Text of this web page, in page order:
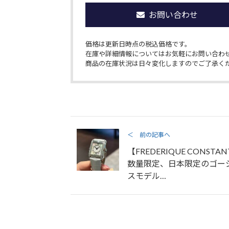
お問い合わせ
価格は更新日時点の税込価格です。
在庫や詳細情報についてはお気軽にお問い合わ
商品の在庫状況は日々変化しますのでご了承く
＜ 前の記事へ
【FREDERIQUE
数量限定、日本限定のゴー
スモデル…